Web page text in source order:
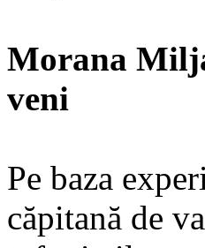
Morana
veni
Pe baza
căpitană de